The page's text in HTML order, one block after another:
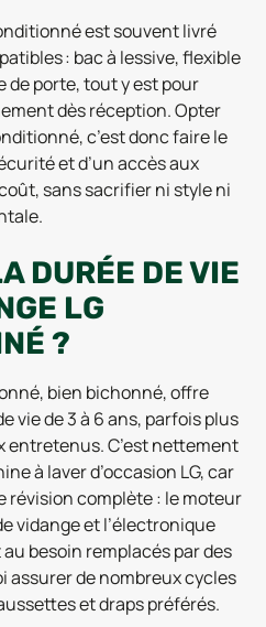
est souvent livré
: bac à lessive, flexible
de porte, tout y est pour
dès réception. Opter
c’est donc faire le
et d’un accès aux
sans sacrifier ni style ni
DURÉE DE VIE
LG
?
bien bichonné, offre
vie de 3 à 6 ans, parfois plus
entretenus. C’est nettement
à laver d’occasion LG, car
révision complète : le moteur
vidange et l’électronique
besoin remplacés par des
assurer de nombreux cycles
et draps préférés.